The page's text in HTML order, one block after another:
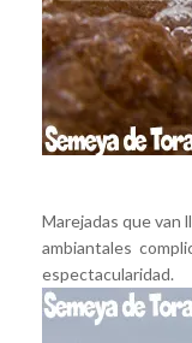
Marejadas que van
ambiantales
espectacularidad.